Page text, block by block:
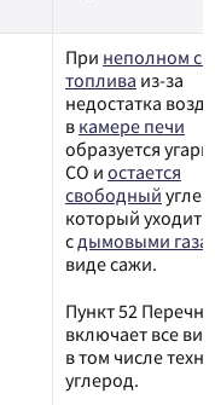
При неполном
топлива из-за
недостатка
в камере печи
образуется
СО и остается
свободный
который уходит
сдымовыми
виде сажи.
Пункт 52 Перечня
включает все
в том числе
углерод.